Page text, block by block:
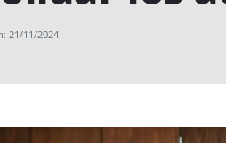
21/11/2024